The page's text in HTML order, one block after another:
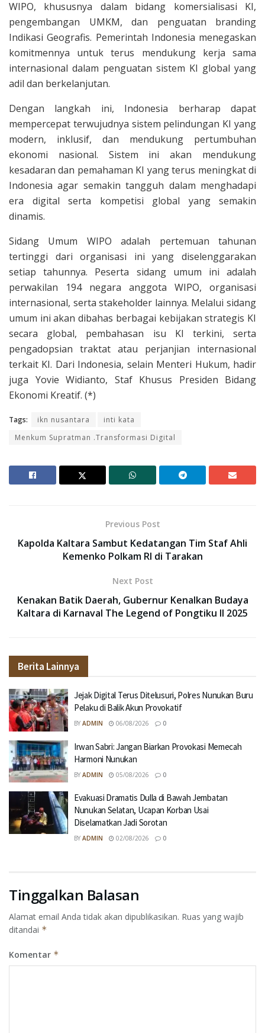
WIPO, khususnya dalam bidang komersialisasi KI,
pengembangan UMKM, dan penguatan branding
Indikasi Geografis. Pemerintah Indonesia menegaskan
komitmennya untuk terus mendukung kerja sama
internasional dalam penguatan sistem KI global yang
adil dan berkelanjutan.
Dengan langkah ini, Indonesia berharap dapat
mempercepat terwujudnya sistem pelindungan KI yang
modern, inklusif, dan mendukung pertumbuhan
ekonomi nasional. Sistem ini akan mendukung
kesadaran dan pemahaman KI yang terus meningkat di
Indonesia agar semakin tangguh dalam menghadapi
era digital serta kompetisi global yang semakin
dinamis.
Sidang Umum WIPO adalah pertemuan tahunan
tertinggi dari organisasi ini yang diselenggarakan
setiap tahunnya. Peserta sidang umum ini adalah
perwakilan 194 negara anggota WIPO, organisasi
internasional, serta stakeholder lainnya. Melalui sidang
umum ini akan dibahas berbagai kebijakan strategis KI
secara global, pembahasan isu KI terkini, serta
pengadopsian traktat atau perjanjian internasional
terkait KI. Dari Indonesia, selain Menteri Hukum, hadir
juga Yovie Widianto, Staf Khusus Presiden Bidang
Ekonomi Kreatif. (*)
Tags: ikn nusantara
inti kata
Menkum Supratman .Transformasi Digital
Previous Post
Kapolda Kaltara Sambut Kedatangan Tim Staf Ahli
Kemenko Polkam RI di Tarakan
Next Post
Kenakan Batik Daerah, Gubernur Kenalkan Budaya
Kaltara di Karnaval The Legend of Pongtiku II 2025
Berita Lainnya
Jejak Digital Terus Ditelusuri, Polres Nunukan Buru
Pelaku di Balik Akun Provokatif
BY ADMIN 06/08/2026 0
Irwan Sabri: Jangan Biarkan Provokasi Memecah
Harmoni Nunukan
BY ADMIN 05/08/2026 0
Evakuasi Dramatis Dulla di Bawah Jembatan
Nunukan Selatan, Ucapan Korban Usai
Diselamatkan Jadi Sorotan
BY ADMIN 02/08/2026 0
Tinggalkan Balasan
Alamat email Anda tidak akan dipublikasikan. Ruas yang wajib
ditandai *
Komentar *